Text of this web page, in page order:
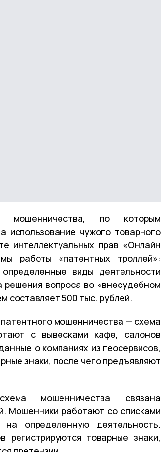
мошенничества, по которым
использование чужого товарного
интеллектуальных прав «Онлайн
работы «патентных троллей»:
виды деятельности
решения вопроса во «внесудебном
составляет 500 тыс. рублей.
мошенничества — схема
с вывесками кафе, салонов
о компаниях из геосервисов,
знаки, после чего предъявляют
мошенничества связана
Мошенники работают со списками
определенную деятельность.
регистрируются товарные знаки,